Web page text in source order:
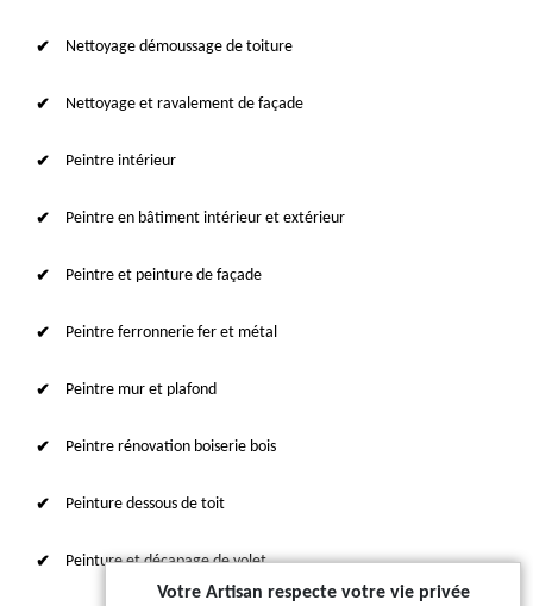
Nettoyage démoussage de toiture
Nettoyage et ravalement de façade
Peintre intérieur
Peintre en bâtiment intérieur et extérieur
Peintre et peinture de façade
Peintre ferronnerie fer et métal
Peintre mur et plafond
Peintre rénovation boiserie bois
Peinture dessous de toit
Peinture et décapage de volet
Votre Artisan respecte votre vie privée